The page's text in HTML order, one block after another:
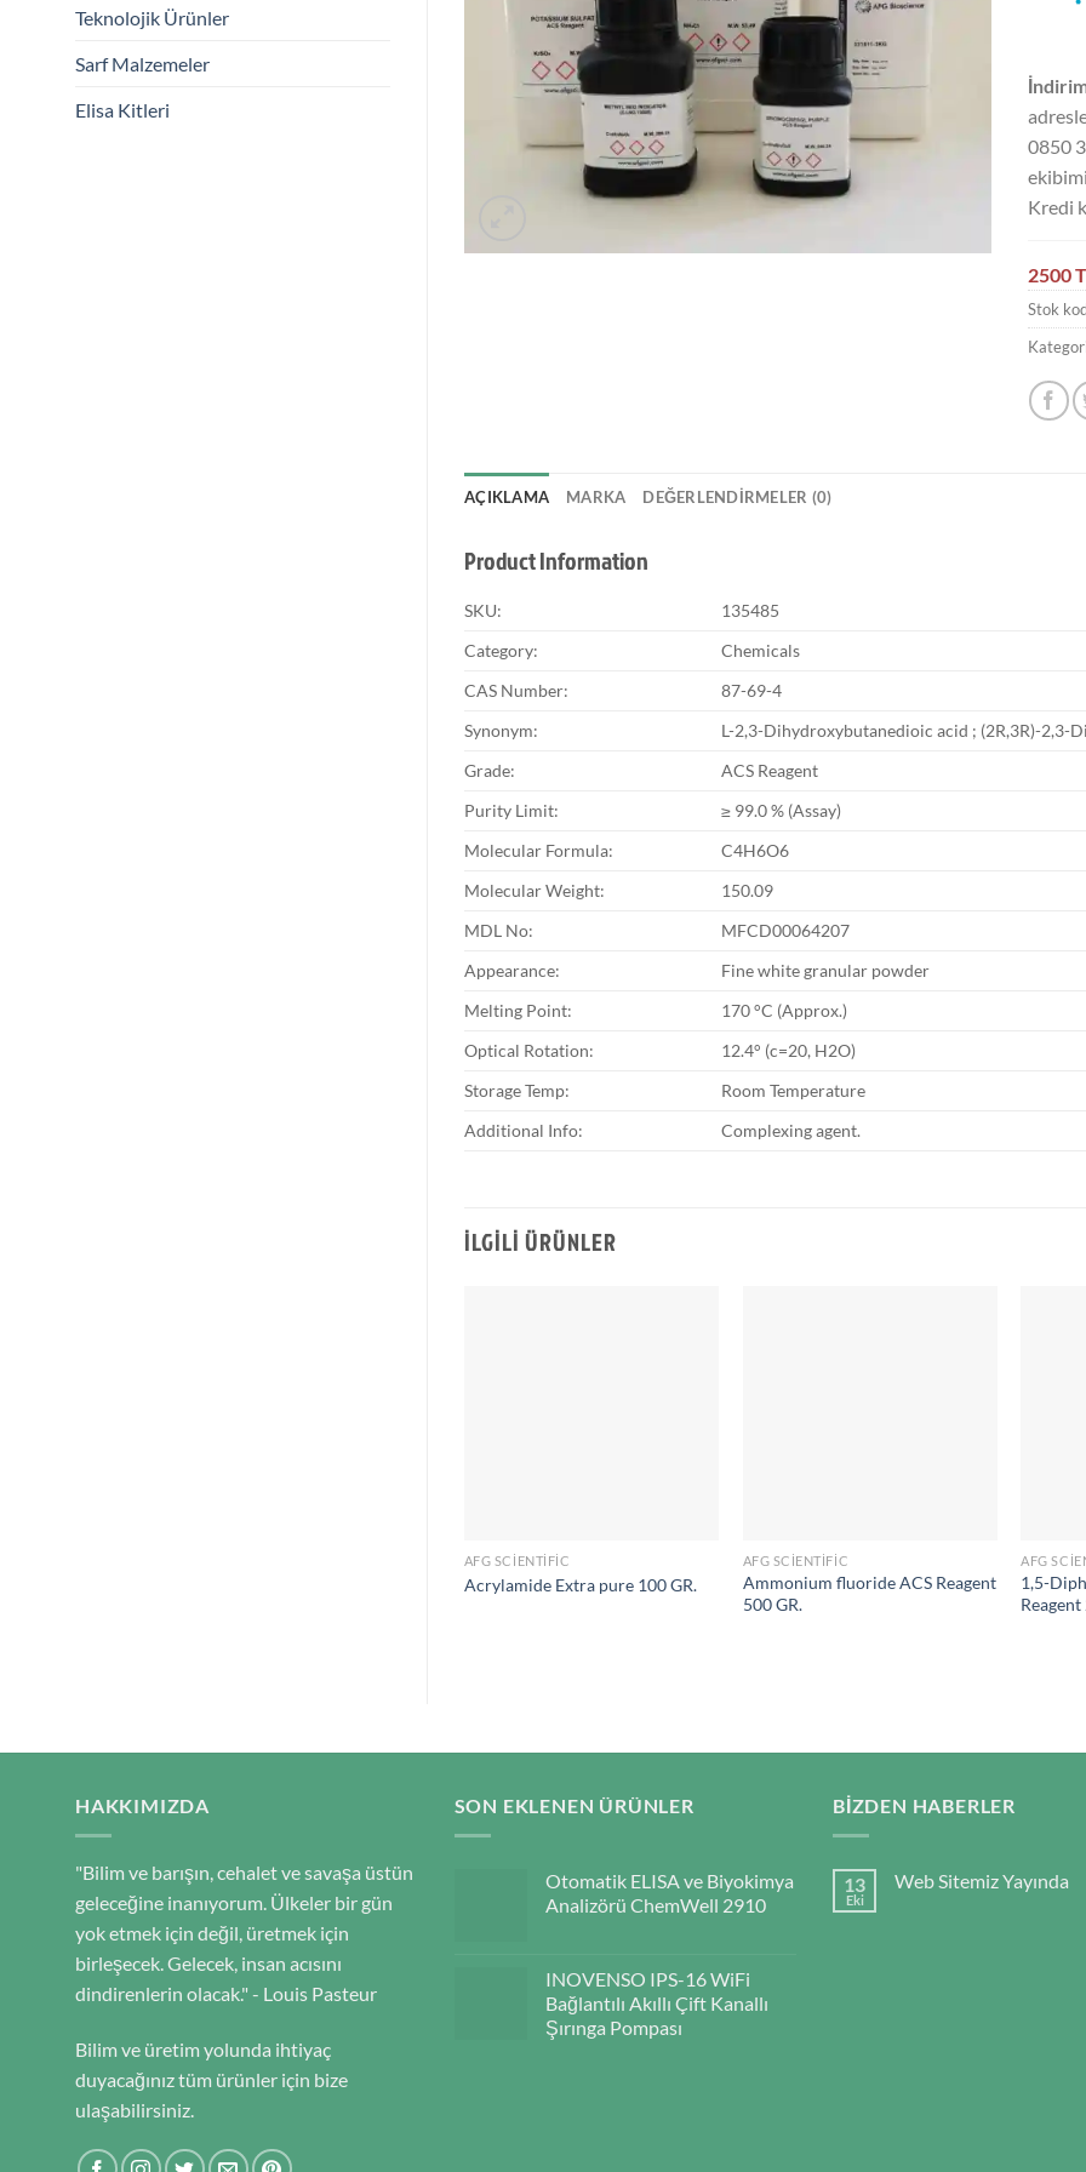
Teknolojik Ürünler
Sarf Malzemeler
Elisa Kitleri
0850
Kredi
2500
Stok
AÇIKLAMA MARKA DEĞERLENDIRMELER (0)
Product Information
SKU:
135485
Category:
Chemicals
CAS Number:
87-69-4
Synonym:
L-2,3-Dihydroxybutanedioic acid ; (2R,3R)-2,3-
Grade:
ACS Reagent
Purity Limit:
≥ 99.0 % (Assay)
Molecular Formula:
C4H6O6
Molecular Weight:
150.09
MDL No:
MFCD00064207
Appearance:
Fine white granular powder
Melting Point:
170 °C (Approx.)
Optical Rotation:
12.4° (c=20, H2O)
Storage Temp:
Room Temperature
Additional Info:
Complexing agent.
İLGILI ÜRÜNLER
AFG SCIENTIFIC
Acrylamide Extra pure 100 GR.
AFG SCIENTIFIC
Ammonium fluoride ACS Reagent
500 GR.
AFG
1,5-
Reagent
HAKKIMIZDA
"Bilim ve barışın, cehalet ve savaşa üstün
geleceğine inanıyorum. Ülkeler bir gün
yok etmek için değil, üretmek için
birleşecek. Gelecek, insan acısını
dindirenlerin olacak." - Louis Pasteur
Bilim ve üretim yolunda ihtiyaç
duyacağınız tüm ürünler için bize
ulaşabilirsiniz.
SON EKLENEN ÜRÜNLER
Otomatik ELISA ve Biyokimya
Analizörü ChemWell 2910
INOVENSO IPS-16 WiFi
Bağlantılı Akıllı Çift Kanallı
Şırınga Pompası
BIZDEN HABERLER
13
Eki
Web Sitemiz Yayında